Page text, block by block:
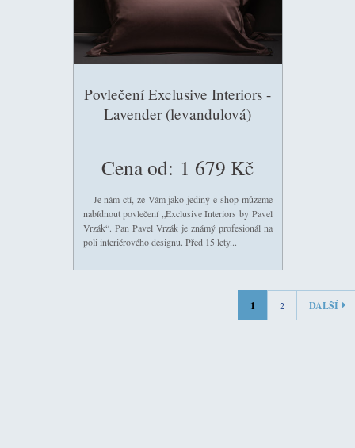
Povlečení Exclusive Interiors -
Lavender (levandulová)
Cena od: 1 679 Kč
Je nám ctí, že Vám jako jediný e-shop můžeme
nabídnout povlečení „Exclusive Interiors by Pavel
Vrzák“. Pan Pavel Vrzák je známý profesionál na
poli interiérového designu. Před 15 lety...
1 2 DALŠÍ